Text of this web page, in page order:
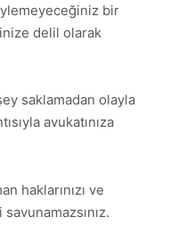
bir
delil olarak
saklamadan olayla
avukatınıza
haklarınızı ve